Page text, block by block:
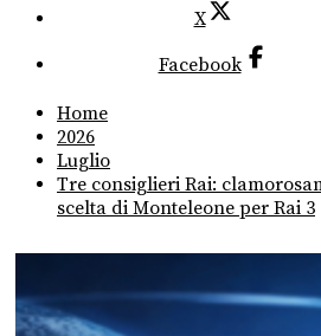
X
Facebook
Home
2026
Luglio
Tre consiglieri Rai:
scelta di Monteleone per Rai 3